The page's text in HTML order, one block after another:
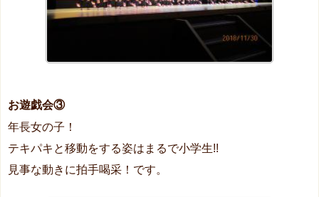
お遊戯会③
年長女の子！
テキパキと移動をする姿はまるで小学生!!
見事な動きに拍手喝采！です。